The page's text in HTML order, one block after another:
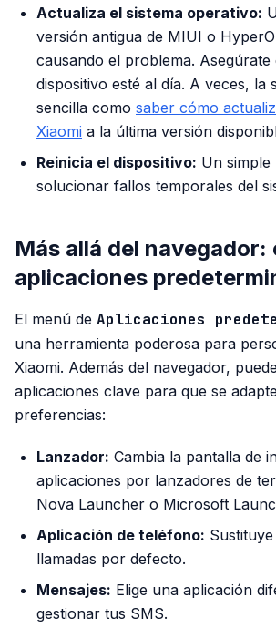
Actualiza el sistema operativo:
versión antigua de MIUI o
causando el problema. Asegúrate
dispositivo esté al día. A veces, la
sencilla como saber cómo
Xiaomi a la última versión
Reinicia el dispositivo: Un simple
solucionar fallos temporales del
Más allá del navegador:
aplicaciones
El menú de Aplicaciones
una herramienta poderosa para
Xiaomi. Además del navegador,
aplicaciones clave para que se
preferencias:
Lanzador: Cambia la pantalla de
aplicaciones por lanzadores de
Nova Launcher o Microsoft
Aplicación de teléfono:
llamadas por defecto.
Mensajes: Elige una aplicación
gestionar tus SMS.